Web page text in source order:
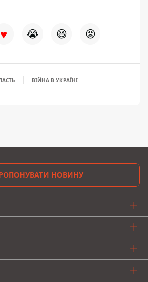
♥ 😭 😆 😡
ВІЙНА В УКРАЇНІ
НОВИНУ